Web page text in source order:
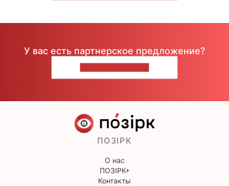
У вас есть партнерское предложение?
ПОЗІРК
О нас
ПОЗІРК+
Контакты